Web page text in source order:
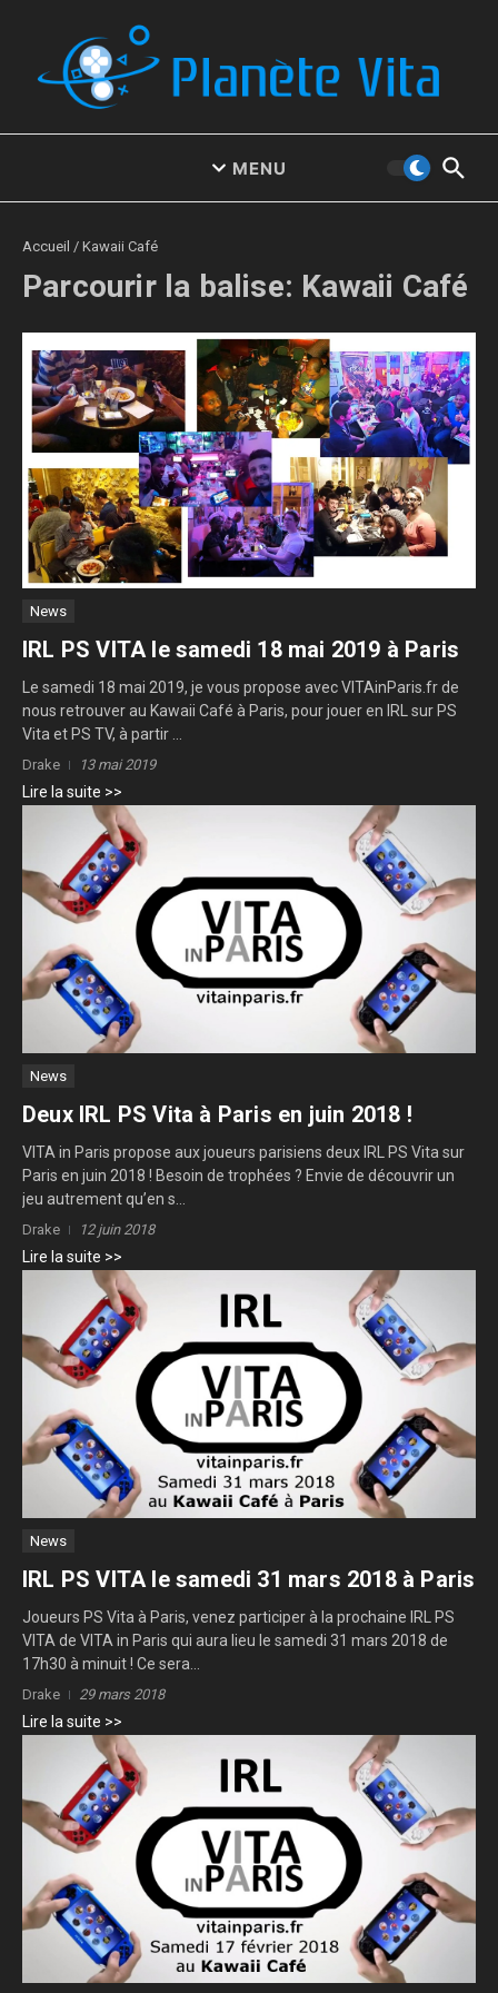
MENU
Accueil / Kawaii Café
Parcourir la balise: Kawaii Café
News
IRL PS VITA le samedi 18 mai 2019 à Paris
Le samedi 18 mai 2019, je vous propose avec VITAinParis.fr de
nous retrouver au Kawaii Café à Paris, pour jouer en IRL sur PS
Vita et PS TV, à partir ...
Drake 13 mai 2019
Lire la suite >>
News
Deux IRL PS Vita à Paris en juin 2018 !
VITA in Paris propose aux joueurs parisiens deux IRL PS Vita sur
Paris en juin 2018 ! Besoin de trophées ? Envie de découvrir un
jeu autrement qu’en s...
Drake 12 juin 2018
Lire la suite >>
News
IRL PS VITA le samedi 31 mars 2018 à Paris
Joueurs PS Vita à Paris, venez participer à la prochaine IRL PS
VITA de VITA in Paris qui aura lieu le samedi 31 mars 2018 de
17h30 à minuit ! Ce sera...
Drake 29 mars 2018
Lire la suite >>